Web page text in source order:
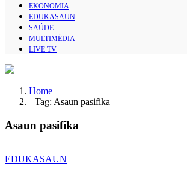
EKONOMIA
EDUKASAUN
SAÚDE
MULTIMÉDIA
LIVE TV
Home
Tag: Asaun pasifika
Asaun pasifika
EDUKASAUN